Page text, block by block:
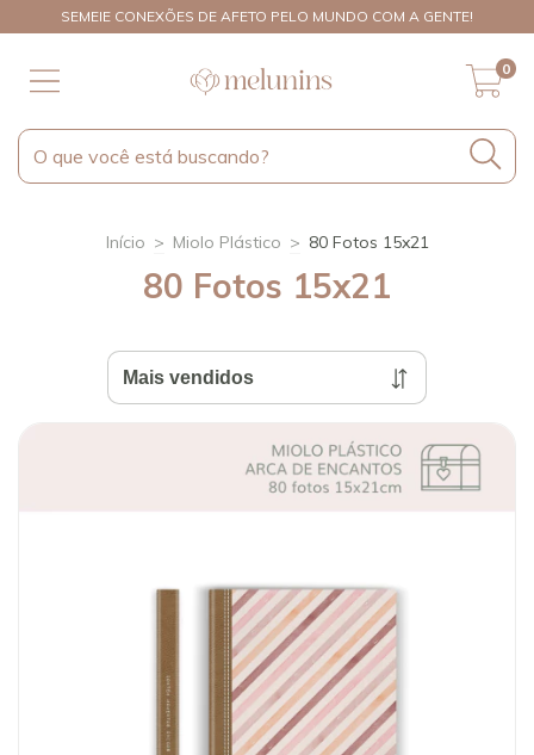
SEMEIE CONEXÕES DE AFETO PELO MUNDO COM A GENTE!
0
Início > Miolo Plástico > 80 Fotos 15x21
80 Fotos 15x21